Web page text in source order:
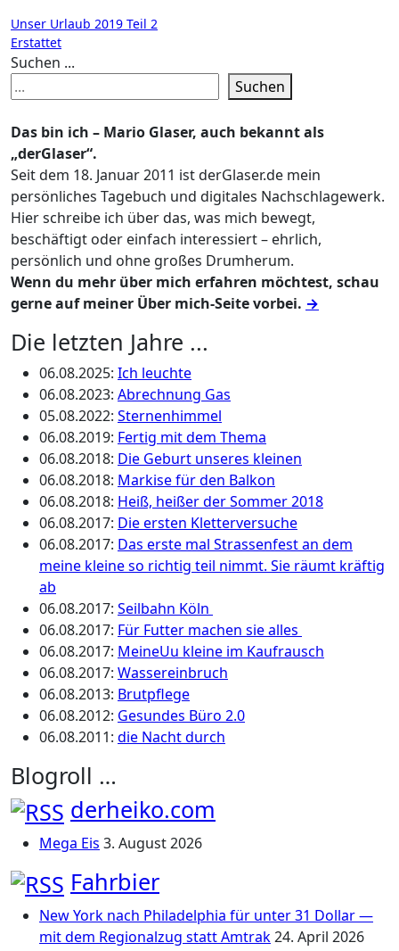
Beitragsnavigation
Unser Urlaub 2019 Teil 2
Erstattet
Suchen ...
Suchen
Das bin ich – Mario Glaser, auch bekannt als
„derGlaser“.
Seit dem 18. Januar 2011 ist derGlaser.de mein
persönliches Tagebuch und digitales Nachschlagewerk.
Hier schreibe ich über das, was mich bewegt,
beschäftigt oder einfach interessiert – ehrlich,
persönlich und ohne großes Drumherum.
Wenn du mehr über mich erfahren möchtest, schau
gerne auf meiner Über mich-Seite vorbei. →
Die letzten Jahre ...
06.08.2025: Ich leuchte
06.08.2023: Abrechnung Gas
05.08.2022: Sternenhimmel
06.08.2019: Fertig mit dem Thema
06.08.2018: Die Geburt unseres kleinen
06.08.2018: Markise für den Balkon
06.08.2018: Heiß, heißer der Sommer 2018
06.08.2017: Die ersten Kletterversuche
06.08.2017: Das erste mal Strassenfest an dem
meine kleine so richtig teil nimmt. Sie räumt kräftig
ab
06.08.2017: Seilbahn Köln
06.08.2017: Für Futter machen sie alles
06.08.2017: MeineUu kleine im Kaufrausch
06.08.2017: Wassereinbruch
06.08.2013: Brutpflege
06.08.2012: Gesundes Büro 2.0
06.08.2011: die Nacht durch
Blogroll …
derheiko.com
Mega Eis 3. August 2026
Fahrbier
New York nach Philadelphia für unter 31 Dollar —
mit dem Regionalzug statt Amtrak24. April 2026